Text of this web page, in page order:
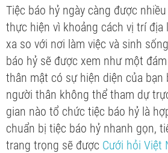
Tiệc báo hỷ ngày càng được
thực hiện vì khoảng cách vị trí địa
xa so với nơi làm việc và sinh
báo hỷ sẽ được xem như một
thân mật có sự hiện diện của bạn
người thân không thể tham dự
gian nào tổ chức tiệc báo hỷ là
chuẩn bị tiệc báo hỷ nhanh gọn,
trang trọng sẽ được Cưới hỏi Việt